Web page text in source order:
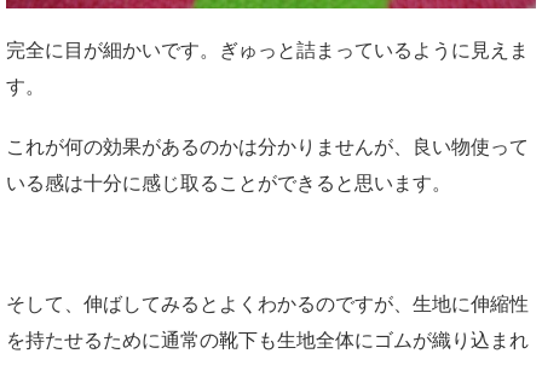
完全に目が細かいです。ぎゅっと詰まっているように見えま
す。
これが何の効果があるのかは分かりませんが、良い物使って
いる感は十分に感じ取ることができると思います。
そして、伸ばしてみるとよくわかるのですが、生地に伸縮性
を持たせるために通常の靴下も生地全体にゴムが織り込まれ